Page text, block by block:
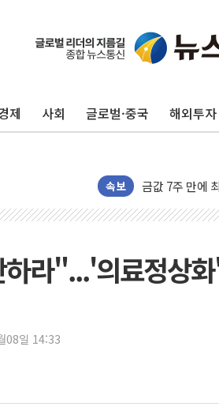
제 사회 글로벌·중국 해외투자
속보
뉴욕증시 개장
뉴욕증시 프리
청와대, 북한
[인도증시] 중
러, 1인칭시점
'월가의 황제'
양주 섬유염색
우크라 드론
동해해경, 독도
라"...'의료정상
08일 14:33